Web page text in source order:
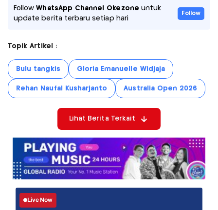
FollowWhatsApp Channel Okezone untuk
update berita terbaru setiap hari
Follow
Topik Artikel :
Bulu tangkis Gloria Emanuelle Widjaja
Rehan Naufal Kusharjanto Australia Open 2026
Lihat Berita Terkait
Live Now